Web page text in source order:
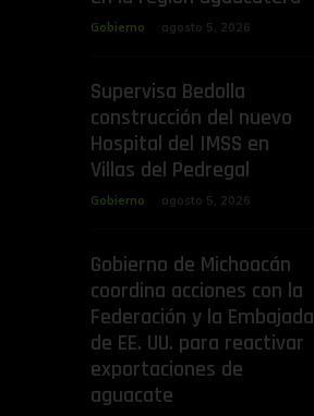
Gobierno agosto 5, 2026
Supervisa Bedolla
construcción del nuevo
Hospital del IMSS en
Villas del Pedregal
Gobierno agosto 5, 2026
Gobierno de Michoacán
coordina acciones con la
Federación y la Embajada
de EE. UU. para reactivar
exportaciones de
aguacate